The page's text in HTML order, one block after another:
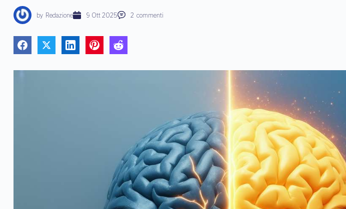
by Redazione 9 Ott 2025 2 commenti